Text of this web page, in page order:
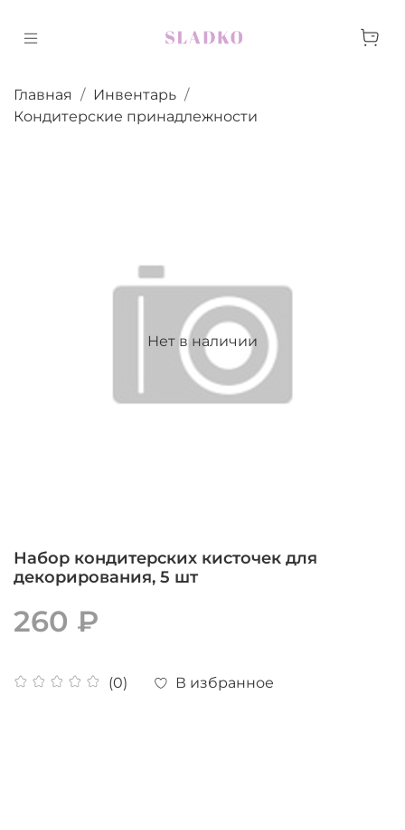
Главная
Инвентарь
Кондитерские принадлежности
Нет в наличии
Набор кондитерских кисточек для
декорирования, 5 шт
(0) В избранное
260 ₽